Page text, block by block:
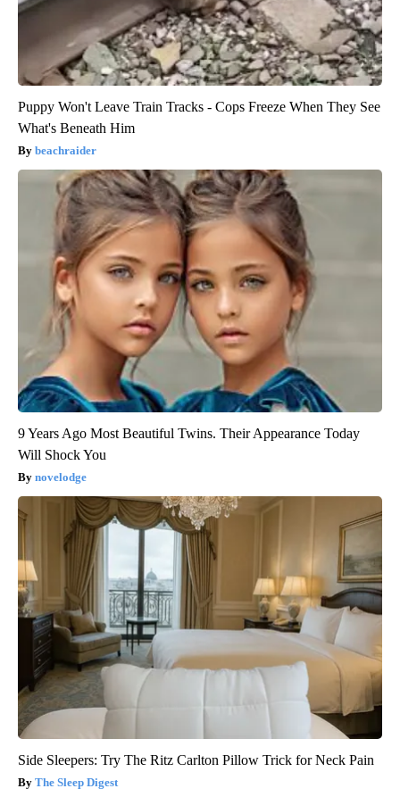
Puppy Won't Leave Train Tracks - Cops Freeze When They See
What's Beneath Him
beachraider
9 Years Ago Most Beautiful Twins. Their Appearance Today
Will Shock You
novelodge
Side Sleepers: Try The Ritz Carlton Pillow Trick for Neck Pain
The Sleep Digest